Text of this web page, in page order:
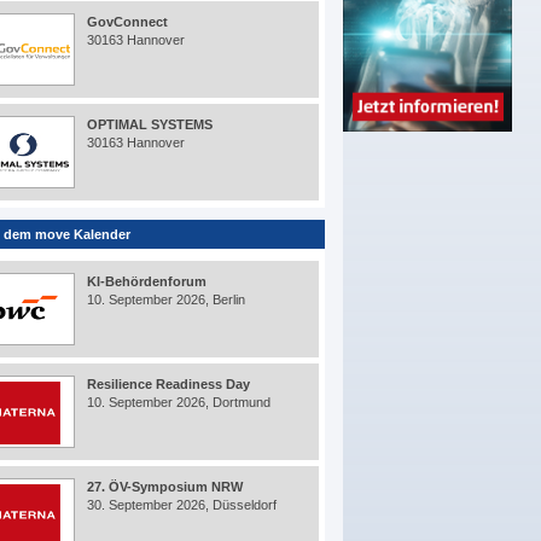
GovConnect
30163 Hannover
OPTIMAL SYSTEMS
30163 Hannover
dem move Kalender
KI-Behördenforum
10. September 2026, Berlin
Resilience Readiness Day
10. September 2026, Dortmund
27. ÖV-Symposium NRW
30. September 2026, Düsseldorf